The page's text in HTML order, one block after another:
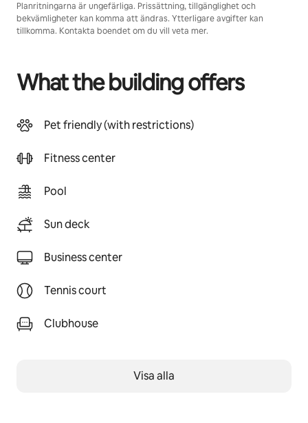
Planritningarna är ungefärliga. Prissättning, tillgänglighet och
bekvämligheter kan komma att ändras. Ytterligare avgifter kan
tillkomma. Kontakta boendet om du vill veta mer.
What the building offers
Pet friendly (with restrictions)
Fitness center
Pool
Sun deck
Business center
Tennis court
Clubhouse
Visa alla